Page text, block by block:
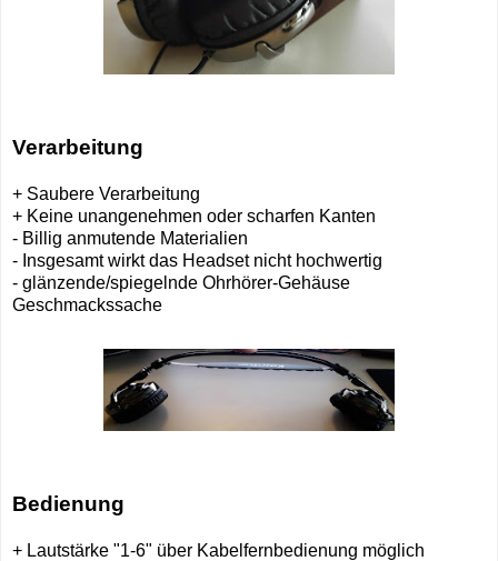
Verarbeitung
+ Saubere Verarbeitung
+ Keine unangenehmen oder scharfen Kanten
- Billig anmutende Materialien
- Insgesamt wirkt das Headset nicht hochwertig
- glänzende/spiegelnde Ohrhörer-Gehäuse
Geschmackssache
Bedienung
+ Lautstärke "1-6" über Kabelfernbedienung möglich